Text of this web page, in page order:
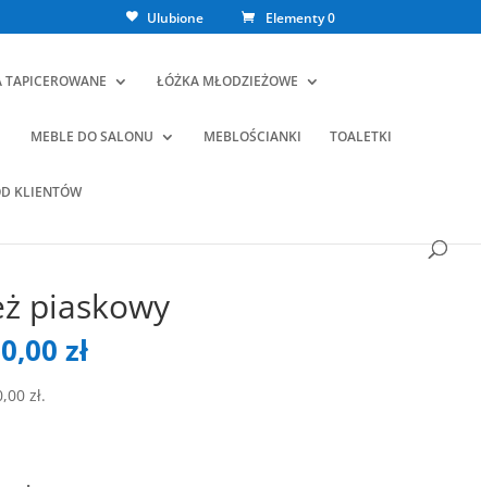
Ulubione Elementy 0
TAPICEROWANE ŁÓŻKA MŁODZIEŻOWE
MEBLE DO SALONU MEBLOŚCIANKI TOALETKI
KLIENTÓW
piaskowy
złAktualna
zł.